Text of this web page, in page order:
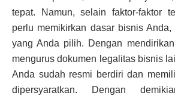
tepat. Namun, selain faktor-faktor
perlu memikirkan dasar bisnis
yang Anda pilih. Dengan
mengurus dokumen legalitas bisnis
Anda sudah resmi berdiri dan
dipersyaratkan. Dengan